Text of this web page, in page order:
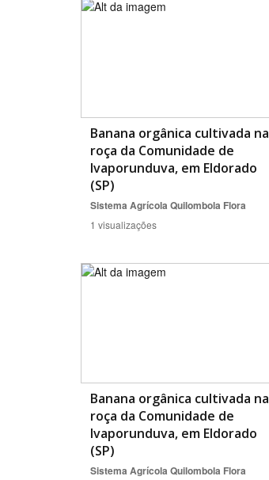
Banana orgânica cultivada na
roça da Comunidade de
Ivaporunduva, em Eldorado
(SP)
Sistema Agrícola Quilombola Flora
1 visualizações
Banana orgânica cultivada na
roça da Comunidade de
Ivaporunduva, em Eldorado
(SP)
Sistema Agrícola Quilombola Flora